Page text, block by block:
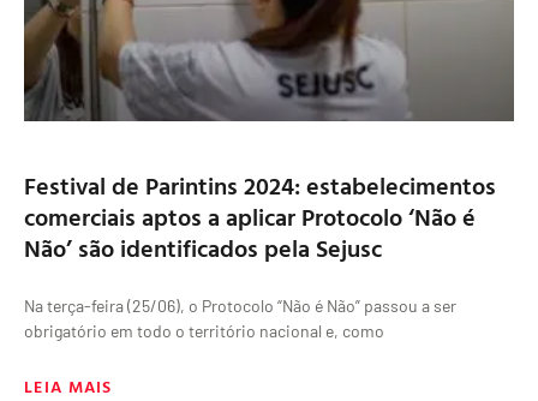
Festival de Parintins 2024: estabelecimentos
comerciais aptos a aplicar Protocolo ‘Não é
Não’ são identificados pela Sejusc
Na terça-feira (25/06), o Protocolo “Não é Não” passou a ser
obrigatório em todo o território nacional e, como
LEIA MAIS